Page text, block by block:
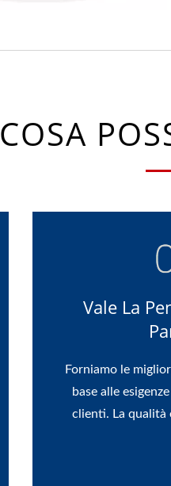
COSA
Vale La
Forniamo le
base alle
clienti. La qualità